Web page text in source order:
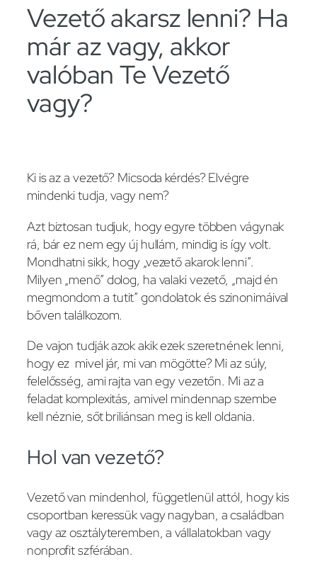
Vezető akarsz lenni? Ha
már az vagy, akkor
valóban Te Vezető
vagy?
Ki is az a vezető? Micsoda kérdés? Elvégre
mindenki tudja, vagy nem?
Azt biztosan tudjuk, hogy egyre többen vágynak
rá, bár ez nem egy új hullám, mindig is így volt.
Mondhatni sikk, hogy „vezető akarok lenni”.
Milyen „menő” dolog, ha valaki vezető, „majd én
megmondom a tutit” gondolatok és szinonimáival
bőven találkozom.
De vajon tudják azok akik ezek szeretnének lenni,
hogy ez mivel jár, mi van mögötte? Mi az súly,
felelősség, ami rajta van egy vezetőn. Mi az a
feladat komplexitás, amivel mindennap szembe
kell néznie, sőt briliánsan meg is kell oldania.
Hol van vezető?
Vezető van mindenhol, függetlenül attól, hogy kis
csoportban keressük vagy nagyban, a családban
vagy az osztályteremben, a vállalatokban vagy
nonprofit szférában.